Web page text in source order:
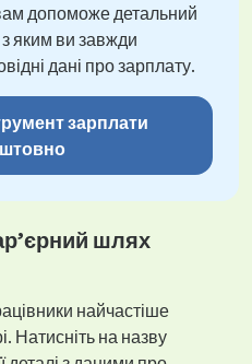
допоможе детальний
з яким ви завжди
дані про зарплату.
зарплати
шлях
найчастіше
Натисніть на назву